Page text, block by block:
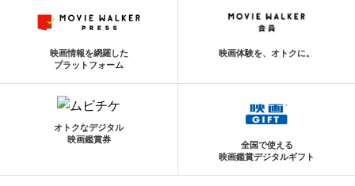
映画情報を網羅した
プラットフォーム
映画体験を、オトクに。
オトクなデジタル
映画鑑賞券
全国で使える
映画鑑賞デジタルギフト